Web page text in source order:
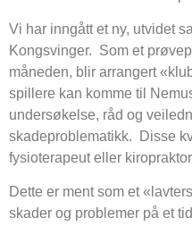
Vi har inngått et ny, utvidet
Kongsvinger. Som et
måneden, blir arrangert
spillere kan komme til
undersøkelse, råd og
skadeproblematikk. Disse
fysioterapeut eller
Dette er ment som et
skader og problemer på et